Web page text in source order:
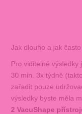
Jak dlouho a jak často
Pro viditelné výsledky
30 min. 3x týdně
zařadit pouze
výsledky byste měla
2 VacuShape